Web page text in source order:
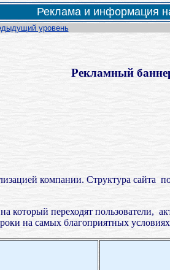
Реклама и информация
уровень
Рекламный
компании. Структура сайта
на который переходят
на самых благоприятных